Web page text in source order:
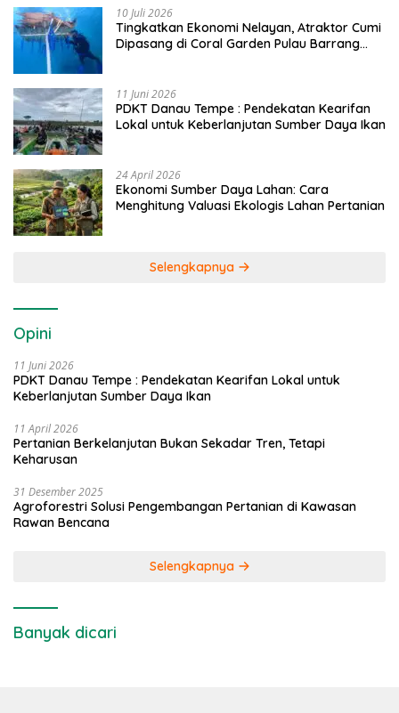
10 Juli 2026
Tingkatkan Ekonomi Nelayan, Atraktor Cumi
Dipasang di Coral Garden Pulau Barrang
11 Juni 2026
PDKT Danau Tempe : Pendekatan Kearifan
Lokal untuk Keberlanjutan Sumber Daya Ikan
24 April 2026
Ekonomi Sumber Daya Lahan: Cara
Menghitung Valuasi Ekologis Lahan Pertanian
Selengkapnya
Opini
11 Juni 2026
PDKT Danau Tempe : Pendekatan Kearifan Lokal untuk
Keberlanjutan Sumber Daya Ikan
11 April 2026
Pertanian Berkelanjutan Bukan Sekadar Tren, Tetapi
Keharusan
31 Desember 2025
Agroforestri Solusi Pengembangan Pertanian di Kawasan
Rawan Bencana
Selengkapnya
Banyak dicari